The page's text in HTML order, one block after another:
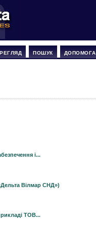
ПОШУК ДОПОМОГА
і...
Вілмар СНД»)
ТОВ...